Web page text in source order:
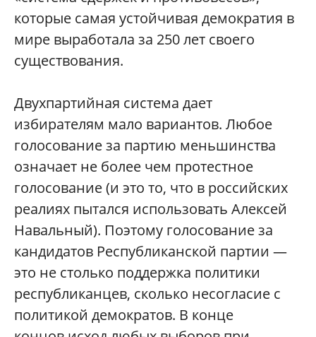
которые самая устойчивая демократия в
мире выработала за 250 лет своего
существования.
Двухпартийная система дает
избирателям мало вариантов. Любое
голосование за партию меньшинства
означает не более чем протестное
голосование (и это то, что в российских
реалиях пытался использовать Алексей
Навальный). Поэтому голосование за
кандидатов Республиканской партии —
это не столько поддержка политики
республиканцев, сколько несогласие с
политикой демократов. В конце